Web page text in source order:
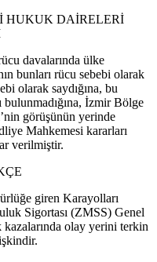
HUKUK DAİRELERİ
davalarında ülke
bunları rücu sebebi olarak
olarak saydığına, bu
bulunmadığına, İzmir Bölge
görüşünün yerinde
Mahkemesi kararları
verilmiştir.
giren Karayolları
Sigortası (ZMSS) Genel
kazalarında olay yerini terkin